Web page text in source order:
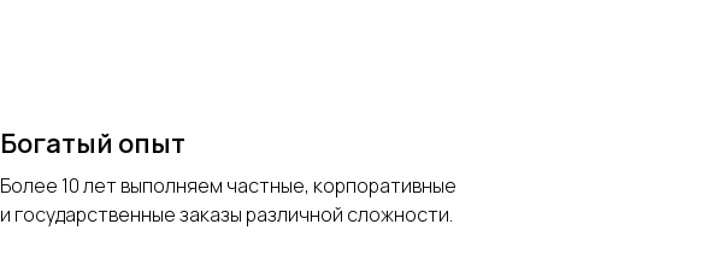
Богатый опыт
Более 10 лет выполняем частные, корпоративные
и государственные заказы различной сложности.